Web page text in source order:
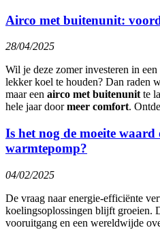
Airco met buitenunit:
28/04/2025
Wil je deze zomer investeren in
lekker koel te houden? Dan raden
maar een airco met buitenunit te
hele jaar doormeer comfort.
Is het nog de moeite waard
warmtepomp?
04/02/2025
De vraag naar energie-efficiënte
koelingsoplossingen blijft groeien.
vooruitgang en een wereldwijde